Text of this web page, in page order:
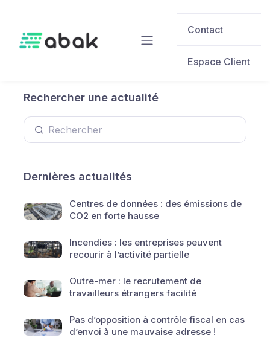
Contact
Espace Client
Rechercher une actualité
Dernières actualités
Centres de données : des émissions de
CO2 en forte hausse
Incendies : les entreprises peuvent
recourir à l’activité partielle
Outre-mer : le recrutement de
travailleurs étrangers facilité
Pas d’opposition à contrôle fiscal en cas
d’envoi à une mauvaise adresse !